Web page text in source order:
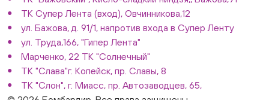
ТК Супер Лента (вход), Овчинникова,12
ул. Бажова, д. 91/1, напротив входа в Супер Ленту
ул. Труда,166, "Гипер Лента"
Марченко, 22 ТК "Солнечный"
ТК "Слава"г. Копейск, пр. Славы, 8
ТК "Слон", г. Миасс, пр. Автозаводцев, 65,